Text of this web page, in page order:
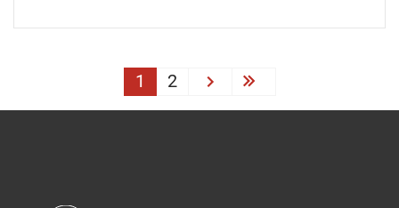
PAGINATION
1 2 Next ›